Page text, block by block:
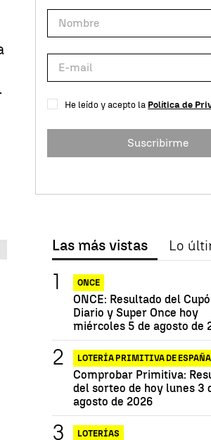
He leído y acepto la Política de
Suscribirme
Las más vistas Lo
ONCE
ONCE: Resultado del
Diario y Super Once hoy
miércoles 5 de agosto de
LOTERÍA PRIMITIVA DE ESPAÑA
Comprobar Primitiva:
del sorteo de hoy lunes 3
agosto de 2026
LOTERÍAS